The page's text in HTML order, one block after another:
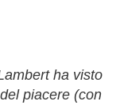
ha visto
piacere (con